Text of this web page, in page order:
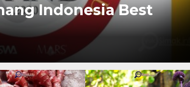
Indonesia Best